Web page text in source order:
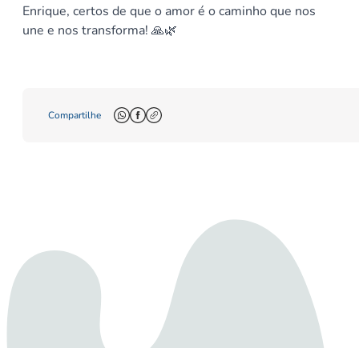
Enrique, certos de que o amor é o caminho que nos
une e nos transforma! 🙏🌿
Compartilhe